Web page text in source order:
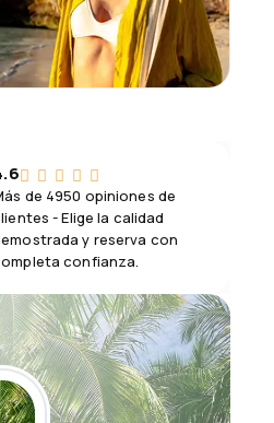
de 4950 opiniones de
- Elige la calidad
y reserva con
confianza.